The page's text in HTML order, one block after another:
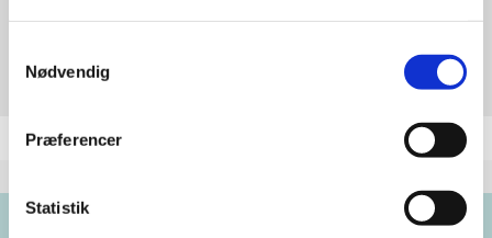
Nødvendig
Præferencer
Statistik
Torsdag 12. november 2026, kl. 12:00